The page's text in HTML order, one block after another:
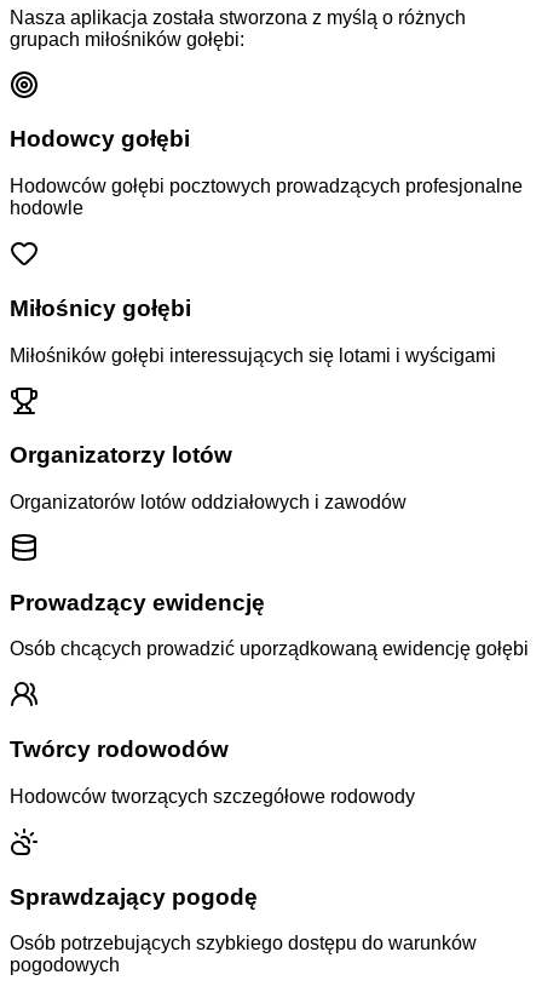
Nasza aplikacja została stworzona z myślą o różnych
grupach miłośników gołębi:
Hodowcy gołębi
Hodowców gołębi pocztowych prowadzących profesjonalne
hodowle
Miłośnicy gołębi
Miłośników gołębi interessujących się lotami i wyścigami
Organizatorzy lotów
Organizatorów lotów oddziałowych i zawodów
Prowadzący ewidencję
Osób chcących prowadzić uporządkowaną ewidencję gołębi
Twórcy rodowodów
Hodowców tworzących szczegółowe rodowody
Sprawdzający pogodę
Osób potrzebujących szybkiego dostępu do warunków
pogodowych